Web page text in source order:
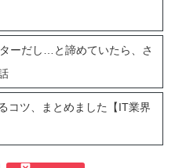
ーだし…と諦めていたら、さ
コツ、まとめました【IT業界